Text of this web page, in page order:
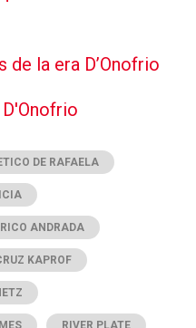
de la era D’Onofrio
DE RAFAELA
ANDRADA
KAPROF
RIVER PLATE